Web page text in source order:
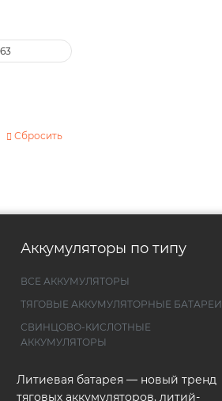
Сбросить
Аккумуляторы по типу
ВСЕ АККУМУЛЯТОРЫ
ТЯГОВЫЕ АККУМУЛЯТОРНЫЕ БАТАРЕИ
СВИНЦОВО-КИСЛОТНЫЕ
АККУМУЛЯТОРЫ
Литиевая батарея — новый тренд
тяговых аккумуляторов, литий-